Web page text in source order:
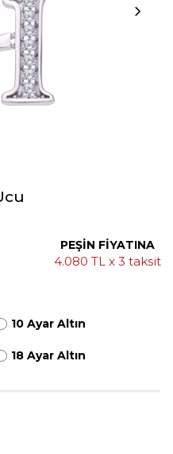
PEŞİN FİYATINA
4.080 TL x 3 taksit
10 Ayar Altın
18 Ayar Altın